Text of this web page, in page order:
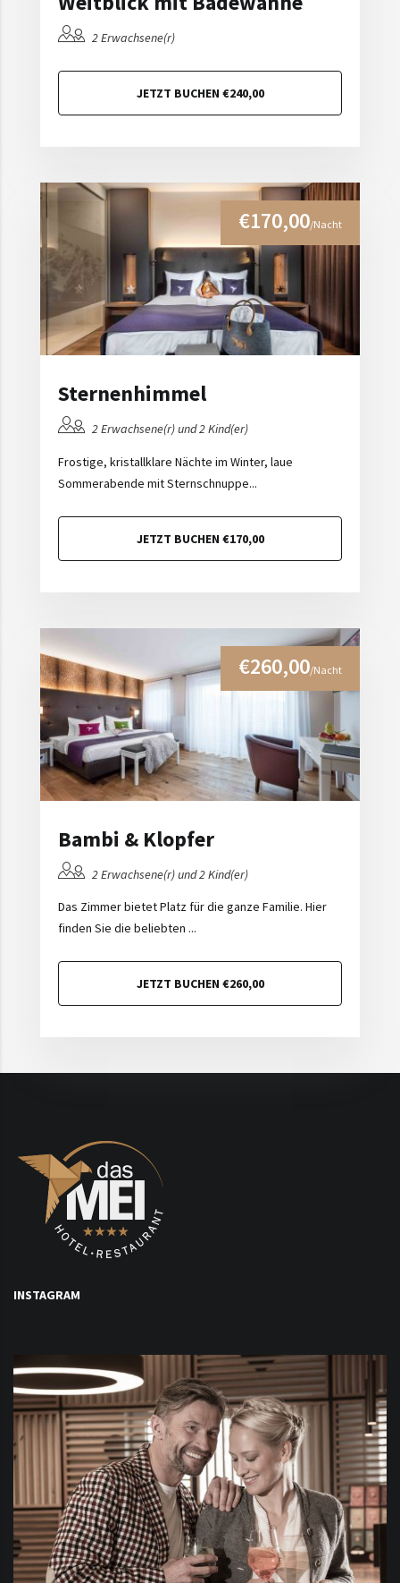
2 Erwachsene(r)
JETZT BUCHEN €240,00
€170,00/Nacht
Sternenhimmel
2 Erwachsene(r) und 2 Kind(er)
Frostige, kristallklare Nächte im Winter, laue
Sommerabende mit Sternschnuppe...
JETZT BUCHEN €170,00
€260,00/Nacht
Bambi & Klopfer
2 Erwachsene(r) und 2 Kind(er)
Das Zimmer bietet Platz für die ganze Familie. Hier
finden Sie die beliebten ...
JETZT BUCHEN €260,00
INSTAGRAM